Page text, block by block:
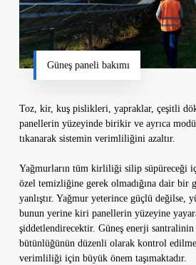
Güneş paneli bakımı
Toz, kir, kuş pislikleri, yapraklar, çeşitli
panellerin yüzeyinde birikir ve ayrıca
tıkanarak sistemin verimliliğini azaltır.
Yağmurların tüm kirliliği silip süpüreceği
özel temizliğine gerek olmadığına dair bir
yanlıştır. Yağmur yeterince güçlü değilse,
bunun yerine kiri panellerin yüzeyine
şiddetlendirecektir. Güneş enerji santralinin
bütünlüğünün düzenli olarak kontrol
verimliliği için büyük önem taşımaktadır.